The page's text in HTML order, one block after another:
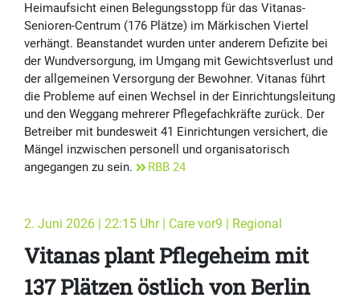
Heimaufsicht einen Belegungsstopp für das Vitanas-
Senioren-Centrum (176 Plätze) im Märkischen Viertel
verhängt. Beanstandet wurden unter anderem Defizite bei
der Wundversorgung, im Umgang mit Gewichtsverlust und
der allgemeinen Versorgung der Bewohner. Vitanas führt
die Probleme auf einen Wechsel in der Einrichtungsleitung
und den Weggang mehrerer Pflegefachkräfte zurück. Der
Betreiber mit bundesweit 41 Einrichtungen versichert, die
Mängel inzwischen personell und organisatorisch
angegangen zu sein.
RBB 24
2. Juni 2026 | 22:15 Uhr | Care vor9 | Regional
Vitanas plant Pflegeheim mit
137 Plätzen östlich von Berlin